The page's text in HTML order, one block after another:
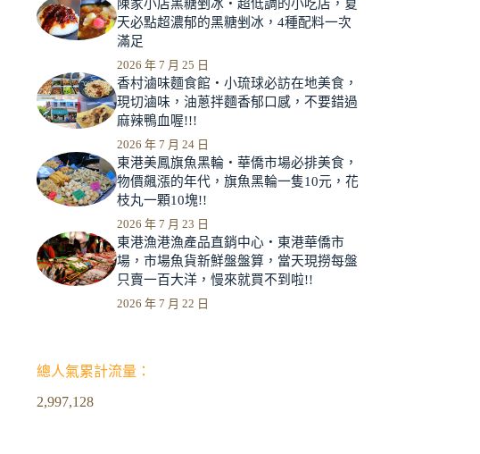
果
陳家小店黑糖剉冰‧超低調的小吃店，夏
天必點超濃郁的黑糖剉冰，4種配料一次
滿足
2026 年 7 月 25 日
香村滷味麵食館‧小琉球必訪在地美食，
現切滷味，油蔥拌麵香郁口感，不要錯過
麻辣鴨血喔!!!
2026 年 7 月 24 日
東港美鳳旗魚黑輪‧華僑市場必排美食，
物價飆漲的年代，旗魚黑輪一隻10元，花
枝丸一顆10塊!!
2026 年 7 月 23 日
東港漁港漁產品直銷中心‧東港華僑市
場，市場魚貨新鮮盤盤算，當天現撈每盤
只賣一百大洋，慢來就買不到啦!!
2026 年 7 月 22 日
總人氣累計流量：
2,997,128